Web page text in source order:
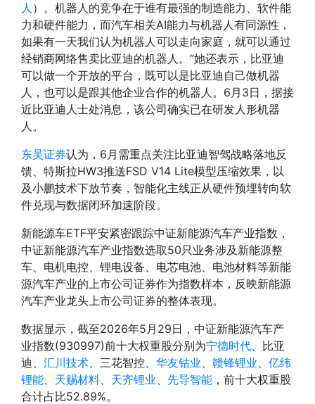
人 ）。机器人的竞争在于谁有最强的制造能力、软件能
力和硬件能力，而汽车相关AI能力与机器人有同源性，
如果有一天我们认为机器人可以走向家庭，就可以通过
经销商网络售卖比亚迪的机器人。”她还表示，比亚迪
可以做一个开放的平台，既可以是比亚迪自己做机器
人，也可以是跟其他企业合作的机器人。6月3日，据接
近比亚迪人士处消息，该公司确实已在研发人形机器
人。
东吴证券认为，6月需重点关注比亚迪智驾战略落地反
馈、特斯拉HW3推送FSD V14 Lite模型压缩效果，以
及小鹏技术下放节奏，智能化主线正从硬件预埋转向软
件兑现与数据闭环加速阶段。
新能源车ETF平安紧密跟踪中证新能源汽车产业指数，
中证新能源汽车产业指数选取50只业务涉及新能源整
车、电机电控、锂电设备、电芯电池、电池材料等新能
源汽车产业的上市公司证券作为指数样本，反映新能源
汽车产业龙头上市公司证券的整体表现。
数据显示，截至2026年5月29日，中证新能源汽车产
业指数(930997)前十大权重股分别为宁德时代、比亚
迪、 汇川技术、三花智控、 华友钴业、 赣锋锂业、 亿纬
锂能、 天赐材料、 天齐锂业、 先导智能 ，前十大权重股
合计占比52.89%。